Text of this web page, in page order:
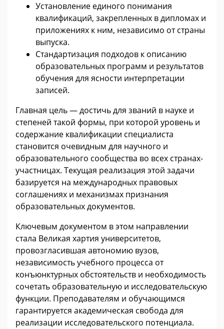
Установление единого понимания
квалификаций, закрепленных в дипломах и
приложениях к ним, независимо от страны
выпуска.
Стандартизация подходов к описанию
образовательных программ и результатов
обучения для ясности интерпретации
записей.
Главная цель — достичь для званий в науке и
степеней такой формы, при которой уровень и
содержание квалификации специалиста
становится очевидным для научного и
образовательного сообщества во всех странах-
участницах. Текущая реализация этой задачи
базируется на международных правовых
соглашениях и механизмах признания
образовательных документов.
Ключевым документом в этом направлении
стала Великая хартия университетов,
провозгласившая автономию вузов,
независимость учебного процесса от
конъюнктурных обстоятельств и необходимость
сочетать образовательную и исследовательскую
функции. Преподавателям и обучающимся
гарантируется академическая свобода для
реализации исследовательского потенциала.